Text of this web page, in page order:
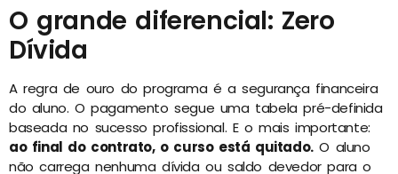
O grande diferencial: Zero
Dívida
A regra de ouro do programa é a segurança financeira
do aluno. O pagamento segue uma tabela pré-definida
baseada no sucesso profissional. E o mais importante:
ao final do contrato, o curso está quitado.O aluno
não carrega nenhuma dívida ou saldo devedor para o